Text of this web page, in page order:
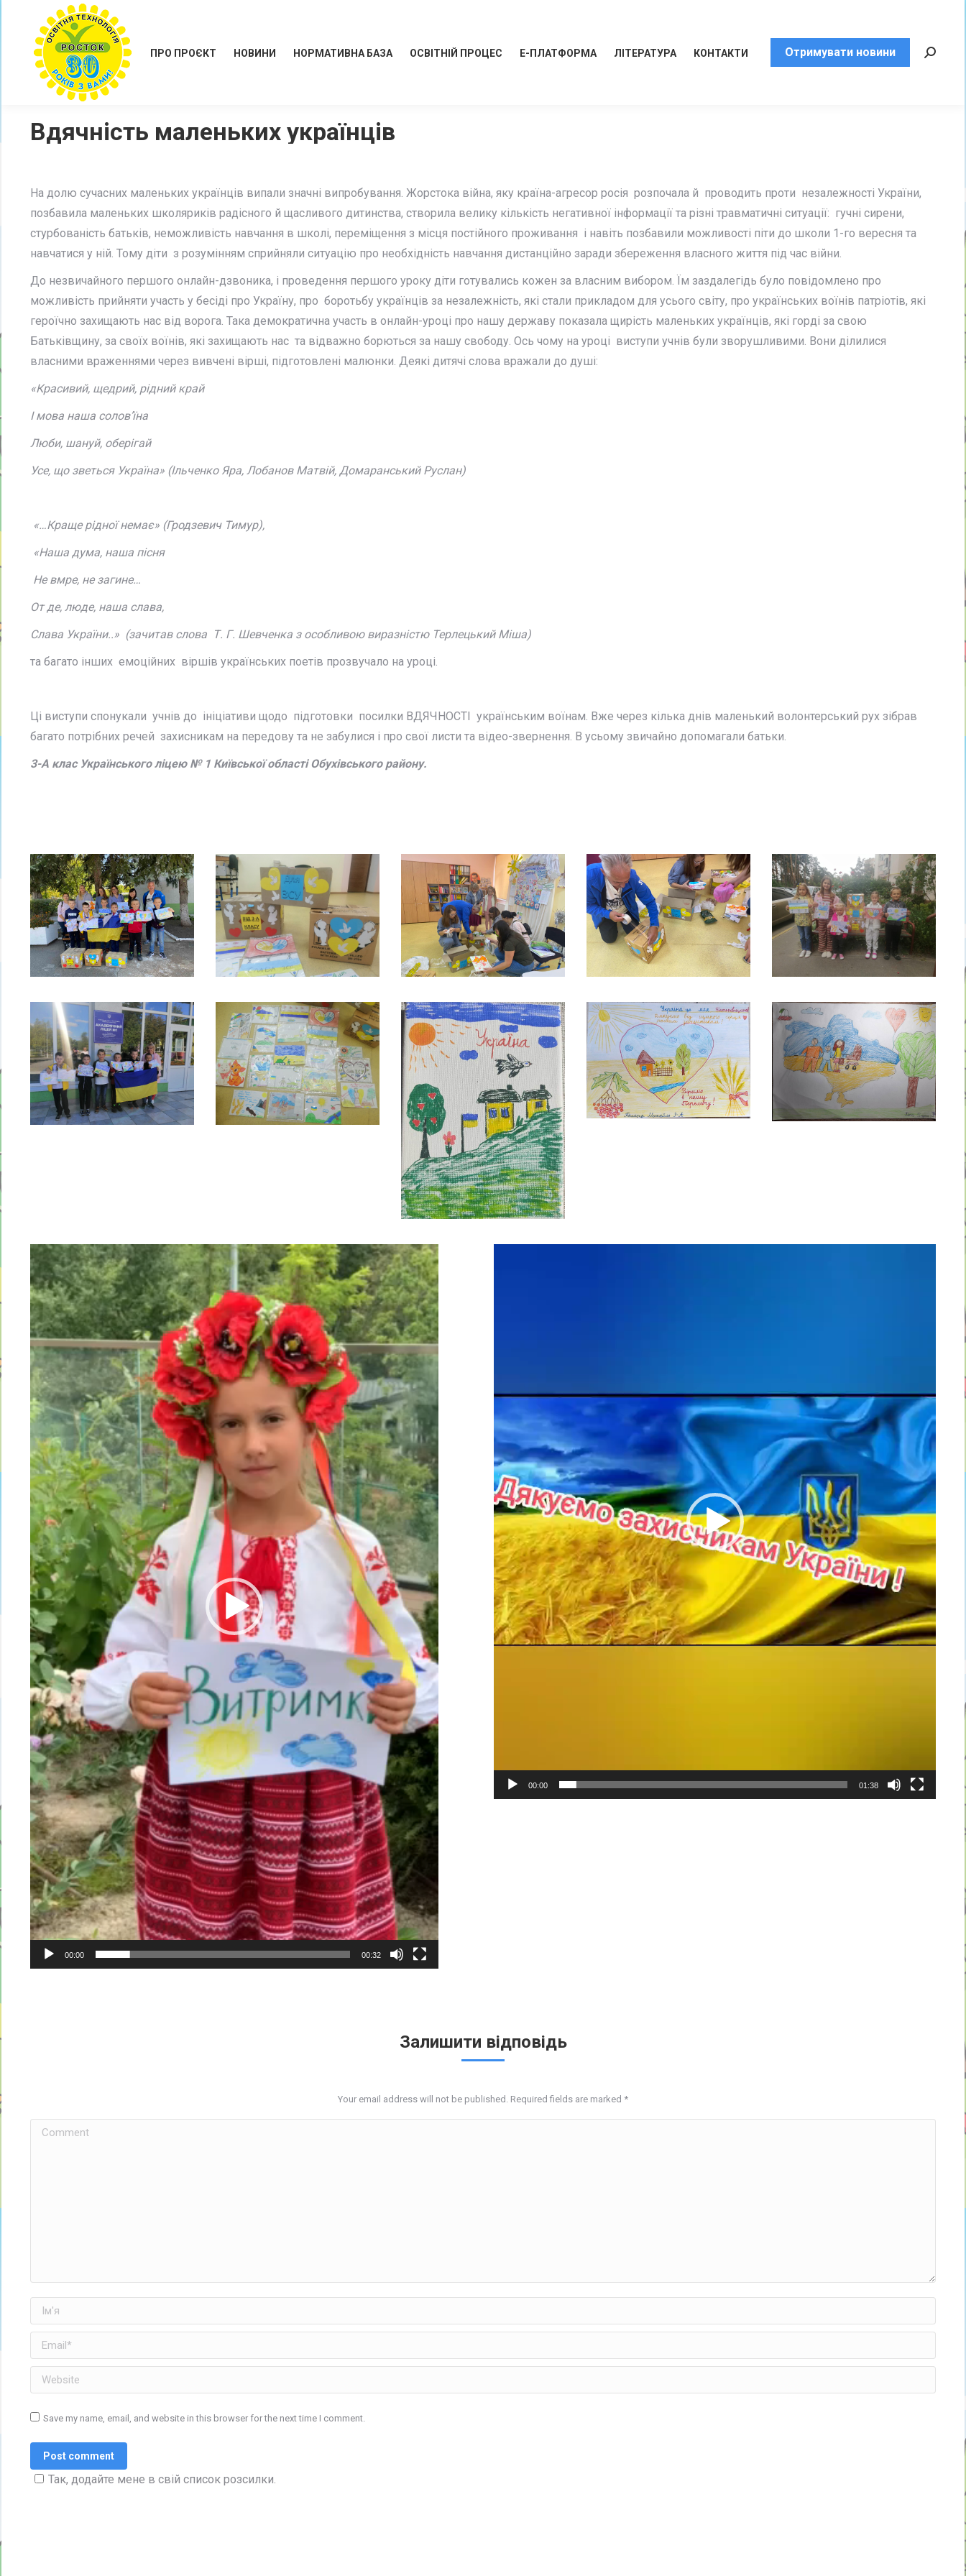
ПРО ПРОЄКТ НОВИНИ НОРМАТИВНА БАЗА ОСВІТНІЙ ПРОЦЕС Е-ПЛАТФОРМА ЛІТЕРАТУРА КОНТАКТИ Отримувати новини Пошук:
Вдячність маленьких українців
На долю сучасних маленьких українців випали значні випробування. Жорстока війна, яку країна-агресор росія розпочала й проводить проти незалежності України,
позбавила маленьких школяриків радісного й щасливого дитинства, створила велику кількість негативної інформації та різні травматичні ситуації: гучні сирени,
стурбованість батьків, неможливість навчання в школі, переміщення з місця постійного проживання і навіть позбавили можливості піти до школи 1-го вересня та
навчатися у ній. Тому діти з розумінням сприйняли ситуацію про необхідність навчання дистанційно заради збереження власного життя під час війни.
До незвичайного першого онлайн-дзвоника, і проведення першого уроку діти готувались кожен за власним вибором. Їм заздалегідь було повідомлено про
можливість прийняти участь у бесіді про Україну, про боротьбу українців за незалежність, які стали прикладом для усього світу, про українських воїнів патріотів, які
героїчно захищають нас від ворога. Така демократична участь в онлайн-уроці про нашу державу показала щирість маленьких українців, які горді за свою
Батьківщину, за своїх воїнів, які захищають нас та відважно борються за нашу свободу. Ось чому на уроці виступи учнів були зворушливими. Вони ділилися
власними враженнями через вивчені вірші, підготовлені малюнки. Деякі дитячі слова вражали до душі:
«Красивий, щедрий, рідний край
І мова наша солов’їна
Люби, шануй, оберігай
Усе, що зветься Україна» (Ільченко Яра, Лобанов Матвій, Домаранський Руслан)
«…Краще рідної немає» (Гродзевич Тимур),
«Наша дума, наша пісня
Не вмре, не загине…
От де, люде, наша слава,
Слава України..» (зачитав слова Т. Г. Шевченка з особливою виразністю Терлецький Міша)
та багато інших емоційних віршів українських поетів прозвучало на уроці.
Ці виступи спонукали учнів до ініціативи щодо підготовки посилки ВДЯЧНОСТІ українським воїнам. Вже через кілька днів маленький волонтерський рух зібрав
багато потрібних речей захисникам на передову та не забулися і про свої листи та відео-звернення. В усьому звичайно допомагали батьки.
3-А клас Українського ліцею № 1 Київської області Обухівського району.
Відеопрогравач
00:00 00:32
00:00 01:38
Залишити відповідь
Your email address will not be published. Required fields are marked *
Comment
Ім'я
Email *
Website
Save my name, email, and website in this browser for the next time I comment.
Post comment
Так, додайте мене в свій список розсилки.